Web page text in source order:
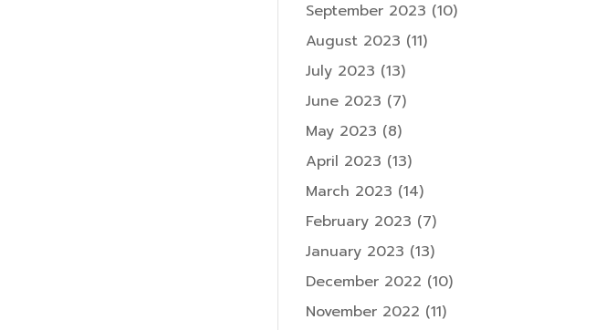
September 2023 (10)
August 2023 (11)
July 2023 (13)
June 2023 (7)
May 2023 (8)
April 2023 (13)
March 2023 (14)
February 2023 (7)
January 2023 (13)
December 2022 (10)
November 2022 (11)